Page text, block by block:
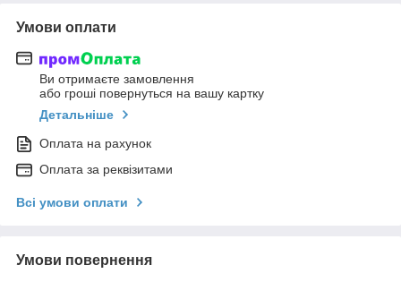
Умови оплати
Ви отримаєте замовлення
або гроші повернуться на вашу картку
Детальніше
Оплата на рахунок
Оплата за реквізитами
Всі умови оплати
Умови повернення